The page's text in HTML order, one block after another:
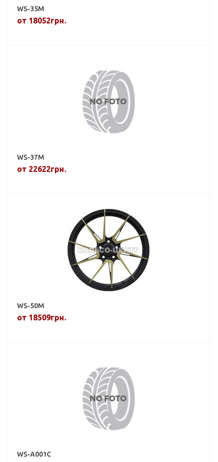
WS-35M
от 18052грн.
WS-37M
от 22622грн.
WS-50M
от 18509грн.
WS-A001C